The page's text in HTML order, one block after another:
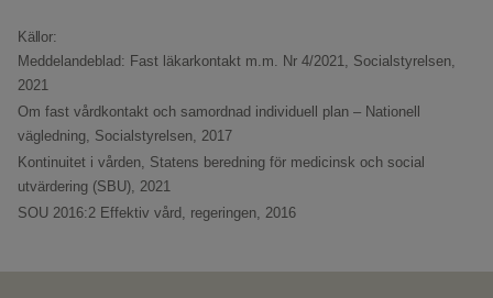
Källor:
Meddelandeblad: Fast läkarkontakt m.m. Nr 4/2021, Socialstyrelsen,
2021
Om fast vårdkontakt och samordnad individuell plan – Nationell
vägledning, Socialstyrelsen, 2017
Kontinuitet i vården, Statens beredning för medicinsk och social
utvärdering (SBU), 2021
SOU 2016:2 Effektiv vård, regeringen, 2016